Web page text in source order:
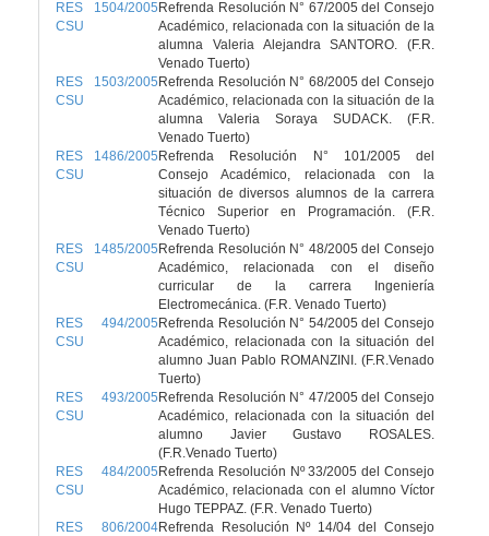
RES 1504/2005
CSU
Refrenda Resolución N° 67/2005 del Consejo
Académico, relacionada con la situación de la
alumna Valeria Alejandra SANTORO. (F.R.
Venado Tuerto)
RES 1503/2005
CSU
Refrenda Resolución N° 68/2005 del Consejo
Académico, relacionada con la situación de la
alumna Valeria Soraya SUDACK. (F.R.
Venado Tuerto)
RES 1486/2005
CSU
Refrenda Resolución N° 101/2005 del
Consejo Académico, relacionada con la
situación de diversos alumnos de la carrera
Técnico Superior en Programación. (F.R.
Venado Tuerto)
RES 1485/2005
CSU
Refrenda Resolución N° 48/2005 del Consejo
Académico, relacionada con el diseño
curricular de la carrera Ingeniería
Electromecánica. (F.R. Venado Tuerto)
RES 494/2005
CSU
Refrenda Resolución N° 54/2005 del Consejo
Académico, relacionada con la situación del
alumno Juan Pablo ROMANZINI. (F.R.Venado
Tuerto)
RES 493/2005
CSU
Refrenda Resolución N° 47/2005 del Consejo
Académico, relacionada con la situación del
alumno Javier Gustavo ROSALES.
(F.R.Venado Tuerto)
RES 484/2005
CSU
Refrenda Resolución Nº 33/2005 del Consejo
Académico, relacionada con el alumno Víctor
Hugo TEPPAZ. (F.R. Venado Tuerto)
RES 806/2004Refrenda Resolución Nº 14/04 del Consejo